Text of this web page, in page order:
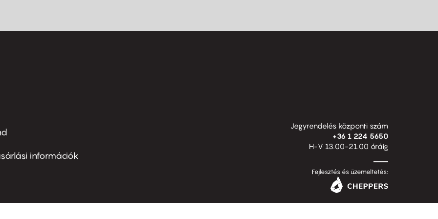
információk
Jegyrendelés központi szám
+36 1 224 5650
H-V 13.00-21.00 óráig
Fejlesztés és üzemeltetés: